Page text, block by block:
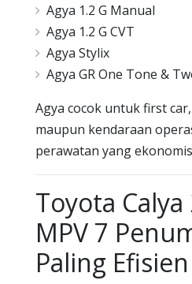
Agya 1.2 G Manual
Agya 1.2 G CVT
Agya Stylix
Agya GR One Tone &
Agya cocok untuk first
maupun kendaraan
perawatan yang
Toyota Calya
MPV 7
Paling Efisien